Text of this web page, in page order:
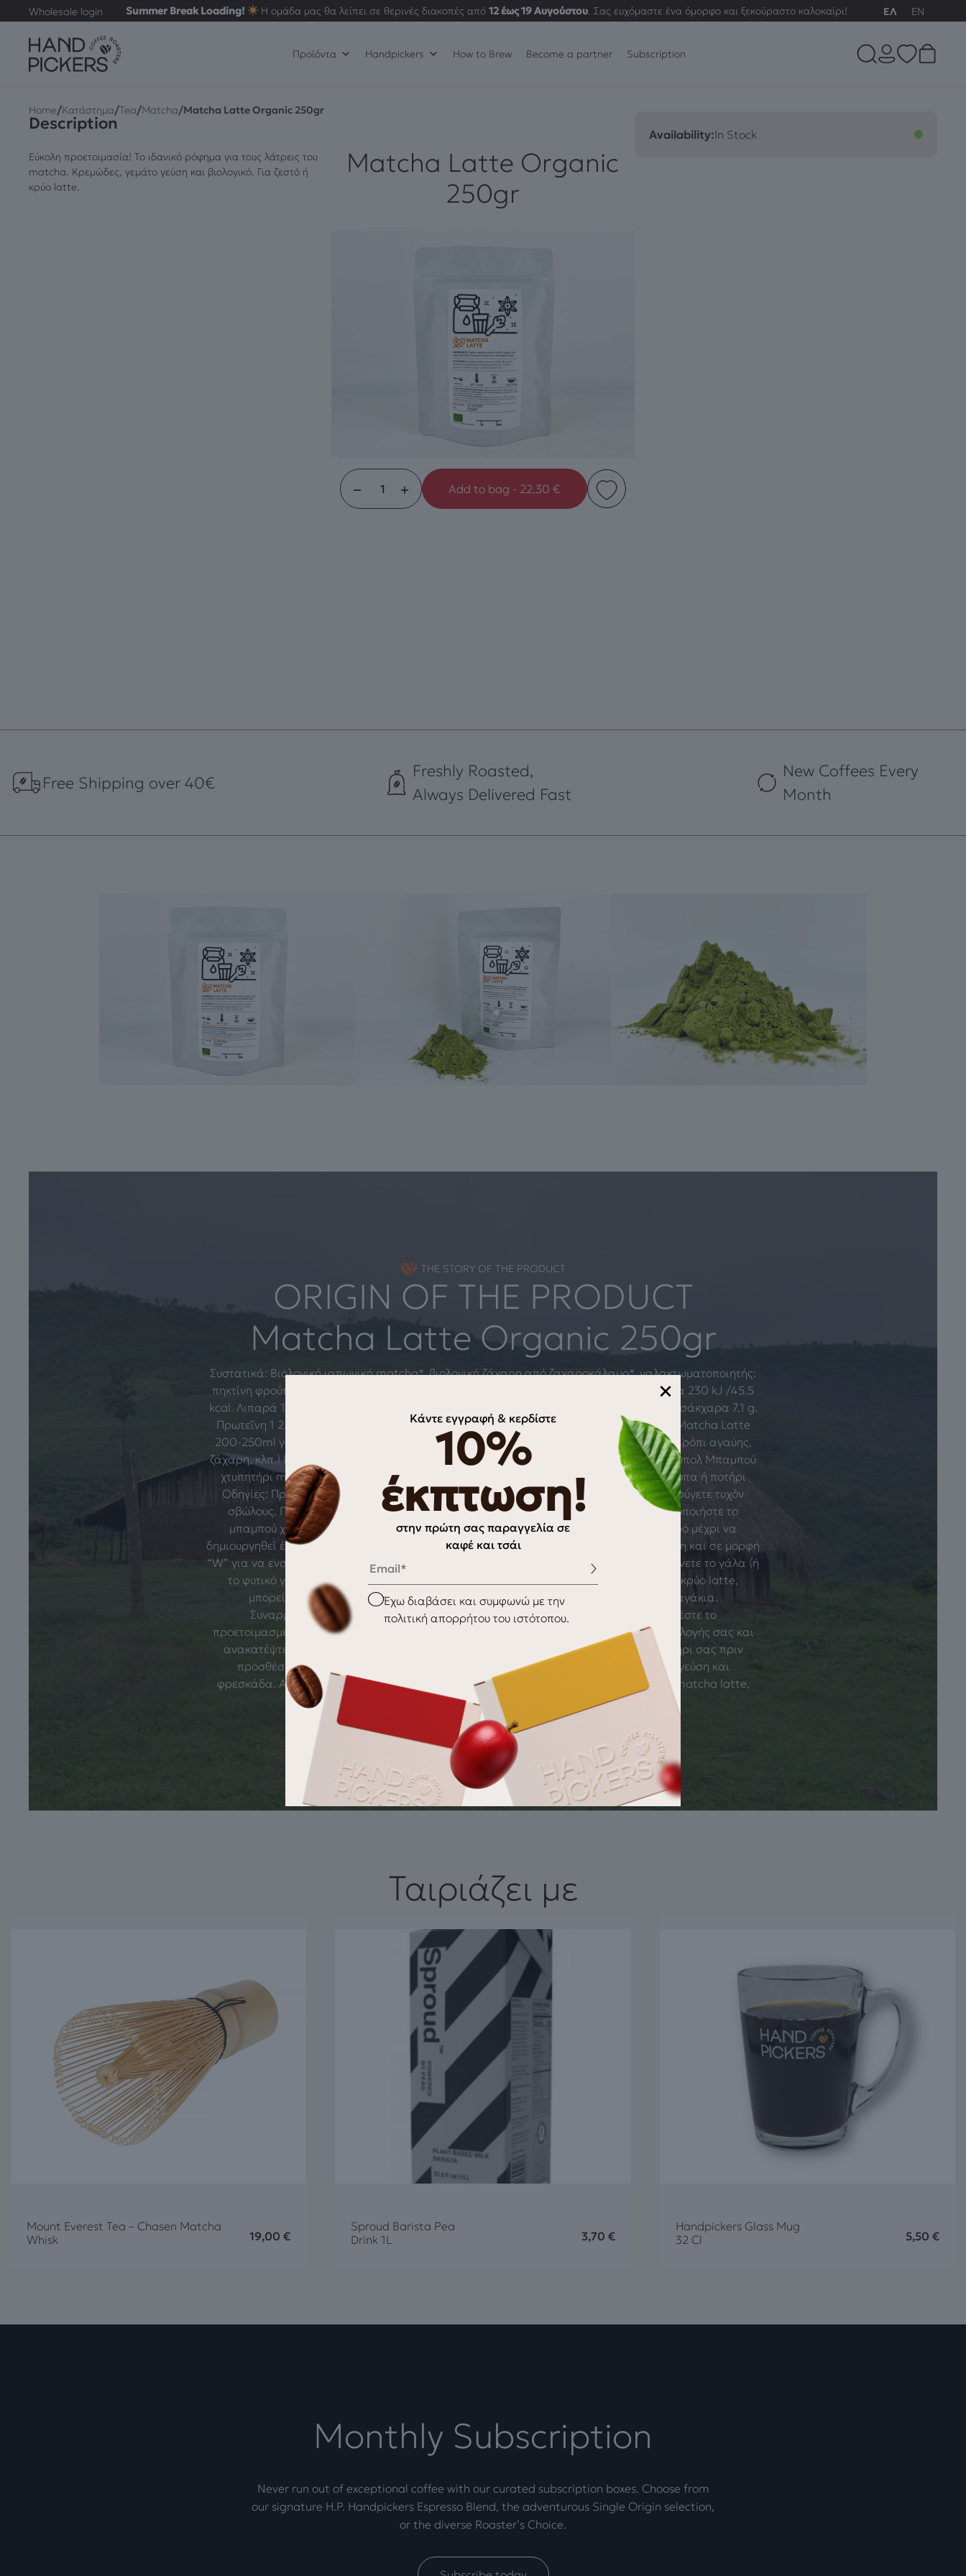
Wholesale login Summer Break Loading! Η ομάδα μας θα λείπει σε θερινές διακοπές από 12 έως 19 Αυγούστου. Σας ευχόμαστε ένα όμορφο και ξεκούραστο καλοκαίρι! ΕΛ EN
Προϊόντα Handpickers How to Brew Become a partner Subscription
Home/Κατάστημα/Tea/Matcha/Matcha Latte Organic 250gr
Description
Εύκολη προετοιμασία! Το ιδανικό ρόφημα για τους λάτρεις του
matcha. Κρεμώδες, γεμάτο γεύση και βιολογικό. Για ζεστό ή
κρύο latte.
Matcha Latte Organic
250gr
Matcha
Latte
Add to bag - 22,30 €
Availability:In Stock
Free Shipping over 40€
Freshly Roasted,
Always Delivered Fast
New Coffees Every
Month
THE STORY OF THE PRODUCT
ORIGIN OF THE PRODUCT
Matcha Latte Organic 250gr
Συστατικά: Βιολογική ιαπωνική matcha*, βιολογική ζάχαρη από ζαχαροκάλαμο*, γαλακτωματοποιητής:
πηκτίνη φρούτων. *από βιολογική καλλιέργεια. Διατροφική δήλωση ανά 100 ml: Ενέργεια 230 kJ /45.5
kcal. Λιπαρά 1.35 g εκ των οποίων κορεσμένα 0.8 g. Υδατάνθρακες 7.65 g εκ των οποίων σάκχαρα 7.1 g.
Πρωτεΐνη 1 2.9 g. Αλάτι 0.1 g. Συνταγή για Παραδοσιακό Matcha Latte Υλικά: 10-12γρ. Matcha Latte
200-250ml γάλα (ή φυτικό γάλα της επιλογής σας) Γλυκαντικό της επιλογής σας (μέλι, σιρόπι αγαύης,
ζάχαρη, κλπ.) Παγάκια (για κρύο latte, προαιρετικά) Εξοπλισμός: Μπολ matcha ή μικρό μπολ Μπαμπού
χτυπητήρι matcha (chasen) ή μικρό σύρμα Κουτάλι matcha ή κουταλάκι του γλυκού Κούπα ή ποτήρι
Οδηγίες: Προετοιμασία του Matcha: Κοσκινίστε το matcha μέσα στο μπολ για να αποφύγετε τυχόν
σβώλους. Προσθέστε το ζεστό νερό (60ml) στο μπολ με το matcha. Ανάμειξη: Χρησιμοποιήστε το
μπαμπού χτυπητήρι (chasen) ή το μικρό σύρμα για να χτυπήσετε το matcha και το νερό μέχρι να
δημιουργηθεί ένας ομοιόμορφος αφρός στην επιφάνεια. Η κίνηση πρέπει να είναι γρήγορη και σε μορφή
“W” για να ενσωματωθεί καλά το matcha με το νερό. Προετοιμασία του γάλακτος: Ζεστάνετε το γάλα (ή
το φυτικό γάλα) μέχρι να είναι ζεστό αλλά όχι να βράσει. Προαιρετικά, αν προτιμάτε κρύο latte,
μπορείτε να παραλείψετε αυτό το βήμα και να χρησιμοποιήσετε κρύο γάλα και παγάκια.
Συναρμολόγηση: Ρίξτε το ζεστό (ή κρύο) γάλα στην κούπα ή το ποτήρι σας. Προσθέστε το
προετοιμασμένο matcha στο γάλα και ανακατέψτε καλά. Προσθέστε γλυκαντικό της επιλογής σας και
ανακατέψτε ξανά. Σερβίρισμα: Αν προτιμάτε κρύο latte, προσθέστε παγάκια στο ποτήρι σας πριν
προσθέσετε το matcha. Απολαύστε το matcha latte σας αμέσως για την καλύτερη γεύση και
φρεσκάδα. Αυτή η συνταγή είναι ιδανική για να απολαύσετε ένα πλούσιο και γευστικό matcha latte,
είτε ζεστό είτε κρύο, καθ’ όλη τη διάρκεια της ημέρας.
Ταιριάζει με
Mount Everest Tea – Chasen Matcha
Whisk
19,00€
Sproud Barista Pea
Drink 1L
3,70 €
Handpickers Glass Mug
32 Cl
5,50 €
Monthly Subscription
Never run out of exceptional coffee with our curated subscription boxes. Choose from
our signature H.P. Handpickers Espresso Blend, the adventurous Single Origin selection,
or the diverse Roaster’s Choice.
×
Κάντε εγγραφή & κερδίστε
10%
έκπτωση!
στην πρώτη σας παραγγελία σε
καφέ και τσάι
Email
Checkbox
Έχω διαβάσει και συμφωνώ με την
πολιτική απορρήτου του ιστότοπου.